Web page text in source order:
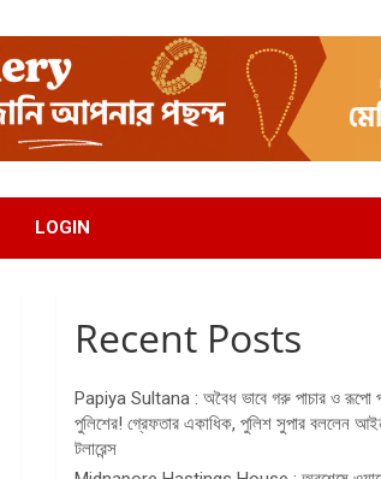
LOGIN
Recent Posts
Papiya Sultana : অবৈধ ভাবে গরু পাচার ও রূপো
পুলিশের! গ্রেফতার একাধিক, পুলিশ সুপার বললেন
টলারেন্স